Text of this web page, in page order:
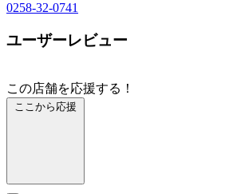
0258-32-0741
ユーザーレビュー
この店舗を応援する！
ここから応援